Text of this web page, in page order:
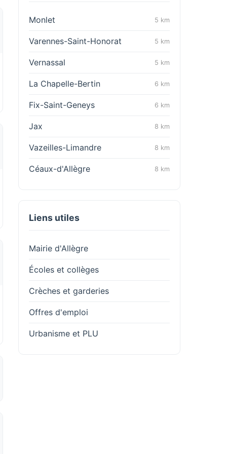
Monlet 5 km
Varennes-Saint-Honorat 5 km
Vernassal 5 km
La Chapelle-Bertin 6 km
Fix-Saint-Geneys 6 km
Jax 8 km
Vazeilles-Limandre 8 km
Céaux-d'Allègre 8 km
Liens utiles
Mairie d'Allègre
Écoles et collèges
Crèches et garderies
Offres d'emploi
Urbanisme et PLU